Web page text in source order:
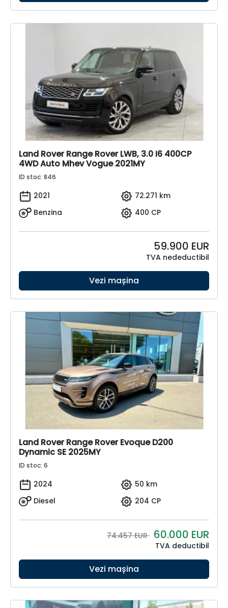
Land Rover Range Rover LWB, 3.0 I6 400CP
4WD Auto Mhev Vogue 2021MY
ID stoc: 846
2021
72.271 km
Benzina
400 CP
59.900 EUR
TVA nedeductibil
Vezi mașina
Land Rover Range Rover Evoque D200
Dynamic SE 2025MY
ID stoc: 6
2024
50 km
Diesel
204 CP
74.457 EUR 60.000 EUR
TVA deductibil
Vezi mașina